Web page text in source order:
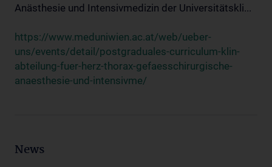
Anästhesie und Intensivmedizin der Universitätskli...
https://www.meduniwien.ac.at/web/ueber-
uns/events/detail/postgraduales-curriculum-klin-
abteilung-fuer-herz-thorax-gefaesschirurgische-
anaesthesie-und-intensivme/
News